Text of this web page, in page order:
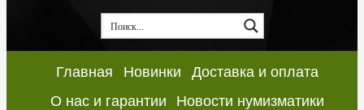
Главная Новинки
Доставка и оплата
О нас и гарантии
Новости нумизматики